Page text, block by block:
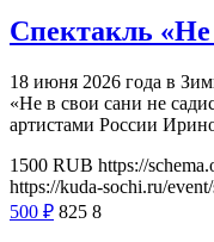
Спектакль «Не
18 июня 2026 года в
«Не в свои сани не
артистами России
1500 RUB https://
https://kuda-sochi.ru/
500 ₽ 825 8